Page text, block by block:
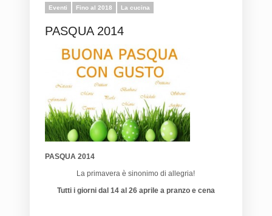
Eventi Fino al 2018 La cucina
PASQUA 2014
PASQUA 2014
La primavera è sinonimo di allegria!
Tutti i giorni dal 14 al 26 aprile a pranzo e cena